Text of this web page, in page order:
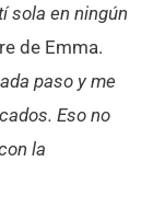
sola en ningún
de Emma.
paso y me
Eso no
la